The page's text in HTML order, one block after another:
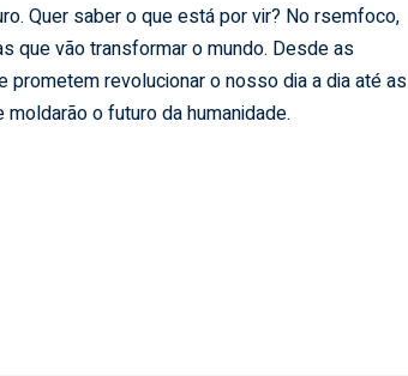
Quer saber o que está por vir? No rsemfoco,
que vão transformar o mundo. Desde as
prometem revolucionar o nosso dia a dia até as
o futuro da humanidade.